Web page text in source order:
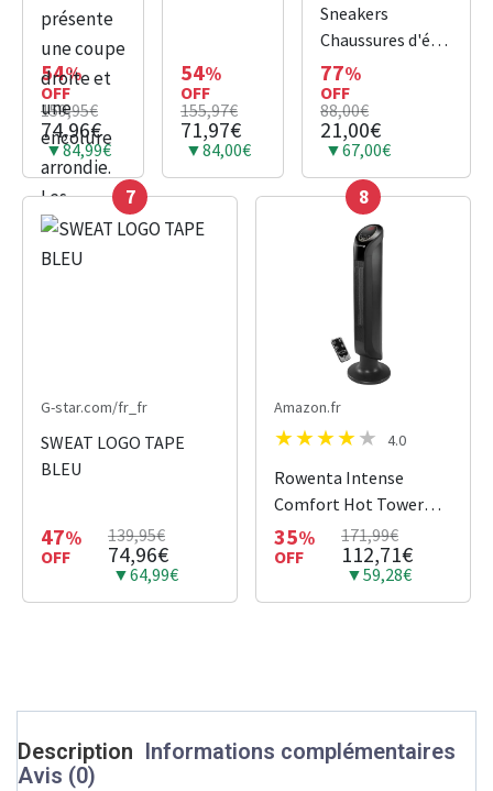
| Le sweat
Crewneck
Logo
présente
une coupe
droite et
une
encolure
arrondie.
Les
finition...
54%
OFF
159,95€
74,96€
▼84,99€
FONCE
54%
OFF
155,97€
71,97€
▼84,00€
Sneakers
Chaussures d'été
pour la
randonnée
77%
OFF
88,00€
21,00€
▼67,00€
7
G-star.com/fr_fr
SWEAT LOGO TAPE
BLEU
47%
OFF
139,95€
74,96€
▼64,99€
8
Amazon.fr
4.0
Rowenta Intense
Comfort Hot Tower
Ceramic Fan and Heater
1000/1400/2400 W, Eco
Mode, Quiet 42 dB(A),
For Rooms up to 40 m²,
35%
OFF
171,99€
112,71€
▼59,28€
Description
Informations complémentaires
Avis (0)